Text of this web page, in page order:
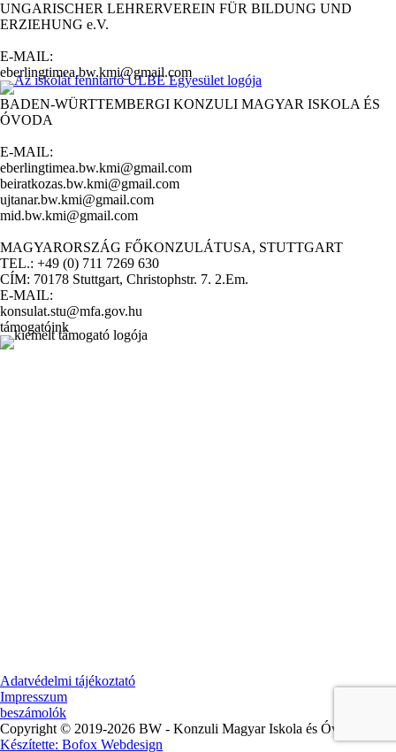
UNGARISCHER LEHRERVEREIN FÜR BILDUNG UND
ERZIEHUNG e.V.
E-MAIL:
eberlingtimea.bw.kmi@gmail.com
BADEN-WÜRTTEMBERGI KONZULI MAGYAR ISKOLA ÉS
ÓVODA
E-MAIL:
eberlingtimea.bw.kmi@gmail.com
beiratkozas.bw.kmi@gmail.com
ujtanar.bw.kmi@gmail.com
mid.bw.kmi@gmail.com
MAGYARORSZÁG FŐKONZULÁTUSA, STUTTGART
TEL.: +49 (0) 711 7269 630
CÍM: 70178 Stuttgart, Christophstr. 7. 2.Em.
E-MAIL:
konsulat.stu@mfa.gov.hu
támogatóink
Adatvédelmi tájékoztató
Impresszum
beszámolók
Copyright © 2019-2026 BW - Konzuli Magyar Iskola és Óvoda. |
Készítette: Bofox Webdesign